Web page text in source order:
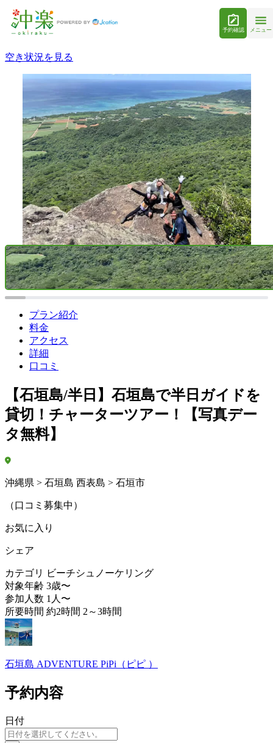
予約確認 メニュー
空き状況を見る
プラン紹介
料金
アクセス
詳細
口コミ
【石垣島/半日】石垣島で半日ガイドを
貸切！チャーターツアー！【写真デー
タ無料】
沖縄県 > 石垣島 西表島 > 石垣市
（口コミ募集中）
お気に入り
シェア
カテゴリ
ビーチシュノーケリング
対象年齢 3歳〜
参加人数 1人〜
所要時間 約2時間 2～3時間
石垣島 ADVENTURE PiPi（ピピ ）
予約内容
日付